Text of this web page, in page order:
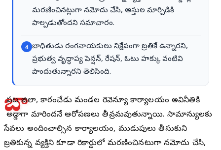
మరణించినట్లుగా నమోదు చేసి, ఆస్తుల మార్పిడికి
పాల్పడుతోందని సమాచారం.
4 బాధితుడు రంగనాయకులు నిక్షేపంగా బ్రతికే ఉన్నారని,
ప్రభుత్వ వృద్ధాప్య పెన్షన్, రేషన్, ఓటు హక్కు వంటివి
పొందుతున్నారని తెలిసింది.
పట్ల జిల్లా, కారంచేడు మండల రెవెన్యూ కార్యాలయం అవినీతికి
అడ్డాగా మారిందనే ఆరోపణలు తీవ్రమవుతున్నాయి. సామాన్యులకు
సేవలు అందించాల్సిన కార్యాలయం, ముడుపులు తీసుకుని
బ్రతికున్న వ్యక్తిని కూడా రికార్డుల్లో మరణించినట్లుగా నమోదు చేసి,